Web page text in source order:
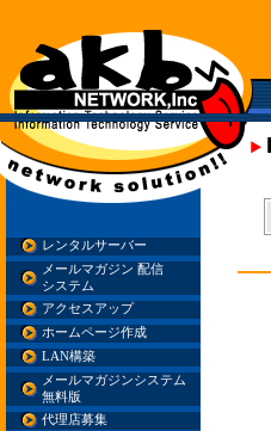
レンタルサーバー
メールマガジン 配信
システム
アクセスアップ
ホームページ作成
LAN構築
メールマガジンシステム
無料版
代理店募集